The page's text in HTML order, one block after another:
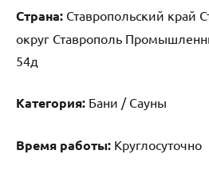
Страна: Ставропольский край
округ Ставрополь
54д
Категория: Бани / Сауны
Время работы: Круглосуточно